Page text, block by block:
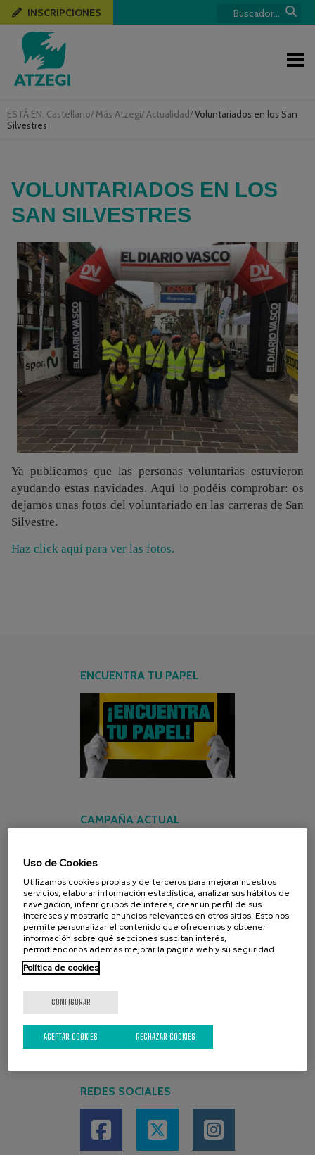
ESTÁ EN: Castellano/ Más Atzegi/ Actualidad/Voluntariados en los San
Silvestres
INSCRIPCIONES
VOLUNTARIADOS EN LOS
SAN SILVESTRES
Ya publicamos que las personas voluntarias estuvieron
ayudando estas navidades. Aquí lo podéis comprobar: os
dejamos unas fotos del voluntariado en las carreras de San
Silvestre.
Haz click aquí para ver las fotos.
ENCUENTRA TU PAPEL
CAMPAÑA ACTUAL
REDES SOCIALES
Uso de Cookies
Utilizamos cookies propias y de terceros para mejorar nuestros
servicios, elaborar información estadística, analizar sus hábitos de
navegación, inferir grupos de interés, crear un perfil de sus
intereses y mostrarle anuncios relevantes en otros sitios. Esto nos
permite personalizar el contenido que ofrecemos y obtener
información sobre qué secciones suscitan interés,
permitiéndonos además mejorar la página web y su seguridad.
Política de cookies
CONFIGURAR
RECHAZAR COOKIES
ACEPTAR COOKIES